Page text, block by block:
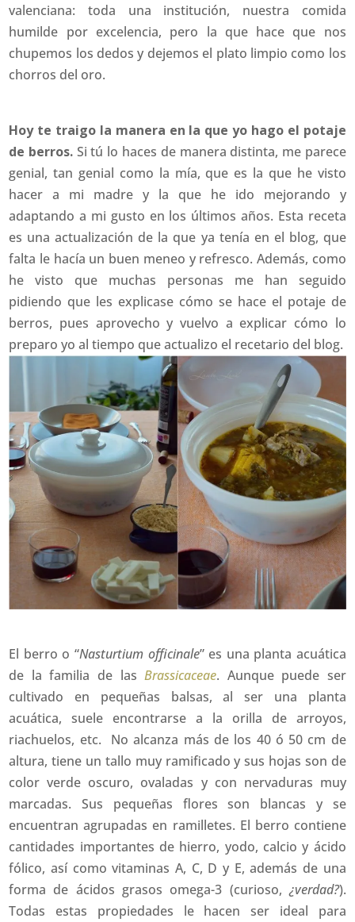
valenciana: toda una institución, nuestra comida
humilde por excelencia, pero la que hace que nos
chupemos los dedos y dejemos el plato limpio como los
chorros del oro.
Hoy te traigo la manera en la que yo hago el potaje
de berros.Si tú lo haces de manera distinta, me parece
genial, tan genial como la mía, que es la que he visto
hacer a mi madre y la que he ido mejorando y
adaptando a mi gusto en los últimos años. Esta receta
es una actualización de la que ya tenía en el blog, que
falta le hacía un buen meneo y refresco. Además, como
he visto que muchas personas me han seguido
pidiendo que les explicase cómo se hace el potaje de
berros, pues aprovecho y vuelvo a explicar cómo lo
preparo yo al tiempo que actualizo el recetario del blog.
El berro o “Nasturtium officinale” es una planta acuática
de la familia de lasBrassicaceae. Aunque puede ser
cultivado en pequeñas balsas, al ser una planta
acuática, suele encontrarse a la orilla de arroyos,
riachuelos, etc. No alcanza más de los 40 ó 50 cm de
altura, tiene un tallo muy ramificado y sus hojas son de
color verde oscuro, ovaladas y con nervaduras muy
marcadas. Sus pequeñas flores son blancas y se
encuentran agrupadas en ramilletes. El berro contiene
cantidades importantes de hierro, yodo, calcio y ácido
fólico, así como vitaminas A, C, D y E, además de una
forma de ácidos grasos omega-3 (curioso, ¿verdad?).
Todas estas propiedades le hacen ser ideal para